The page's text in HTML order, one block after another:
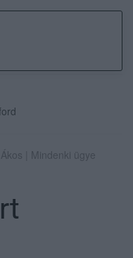
| Mindenki ügye